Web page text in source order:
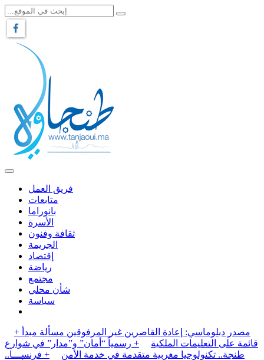
فريق العمل
متابعات
بانوراما
الأسرة
ثقافة وفنون
الجريمة
إقتصاد
رياضة
مجتمع
شأن محلي
سياسة
+ مصدر دبلوماسي: إعادة القاصرين غير المرفوقين مسألة مبدأ
قائمة على التعليمات الملكية
+ رسمياً “أمان” و”مدار” في شوارع
طنجة.. تكنولوجيا مغربية متقدمة في خدمة الأمن
+ فرنســـا..